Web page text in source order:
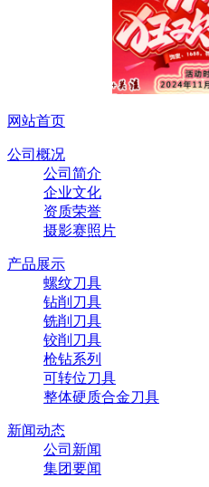
网站首页
公司概况
公司简介
企业文化
资质荣誉
摄影赛照片
产品展示
螺纹刀具
钻削刀具
铣削刀具
铰削刀具
枪钻系列
可转位刀具
整体硬质合金刀具
新闻动态
公司新闻
集团要闻